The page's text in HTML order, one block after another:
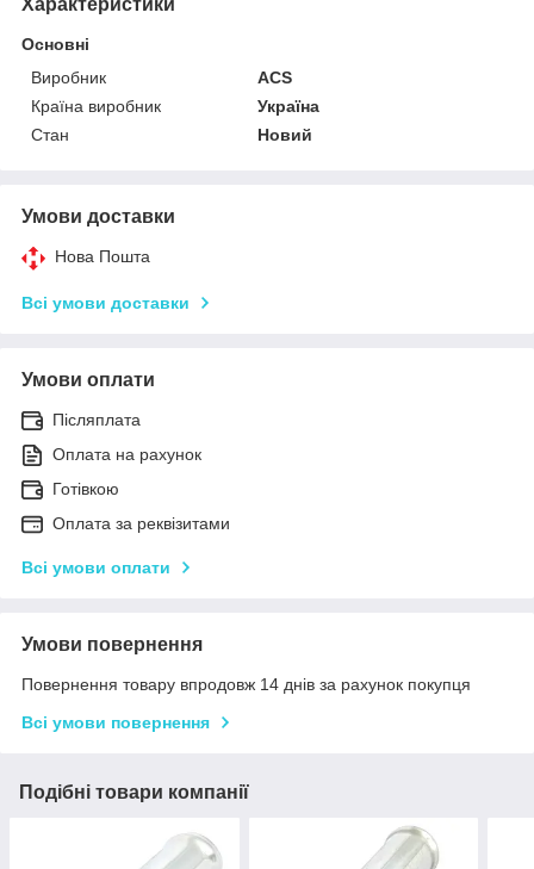
Основні
Виробник
ACS
Країна виробник
Україна
Стан
Новий
Умови доставки
Нова Пошта
Всі умови доставки
Умови оплати
Післяплата
Оплата на рахунок
Готівкою
Оплата за реквізитами
Всі умови оплати
Умови повернення
Повернення товару впродовж 14 днів за рахунок покупця
Всі умови повернення
Подібні товари компанії